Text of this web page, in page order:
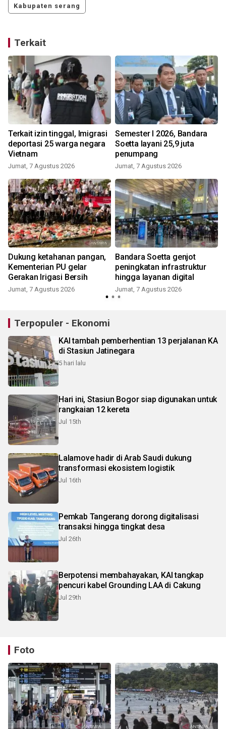
Kabupaten serang
Terkait
Terkait izin tinggal, Imigrasi
deportasi 25 warga negara
Vietnam
Jumat, 7 Agustus 2026
Semester I 2026, Bandara
Soetta layani 25,9 juta
penumpang
Jumat, 7 Agustus 2026
Dukung ketahanan pangan,
Kementerian PU gelar
Gerakan Irigasi Bersih
Jumat, 7 Agustus 2026
Bandara Soetta genjot
peningkatan infrastruktur
hingga layanan digital
Jumat, 7 Agustus 2026
Terpopuler - Ekonomi
KAI tambah pemberhentian 13 perjalanan KA
di Stasiun Jatinegara
5 hari lalu
Hari ini, Stasiun Bogor siap digunakan untuk
rangkaian 12 kereta
Jul 15th
Lalamove hadir di Arab Saudi dukung
transformasi ekosistem logistik
Jul 16th
Pemkab Tangerang dorong digitalisasi
transaksi hingga tingkat desa
Jul 26th
Berpotensi membahayakan, KAI tangkap
pencuri kabel Grounding LAA di Cakung
Jul 29th
Foto